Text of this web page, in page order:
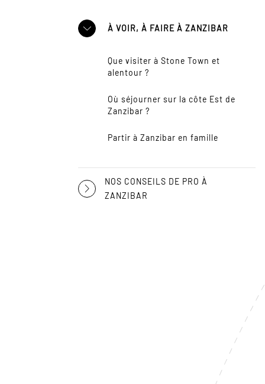
À VOIR, À FAIRE À ZANZIBAR
Que visiter à Stone Town et
alentour ?
Où séjourner sur la côte Est de
Zanzibar ?
Partir à Zanzibar en famille
NOS CONSEILS DE PRO À
ZANZIBAR